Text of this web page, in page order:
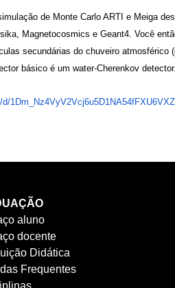
de Monte Carlo ARTI e Meiga
Magnetocosmics e Geant4. Você
secundárias do chuveiro
básico é um water-Cherenkov detector.
1Dm_
aluno
docente
Didática
Frequentes